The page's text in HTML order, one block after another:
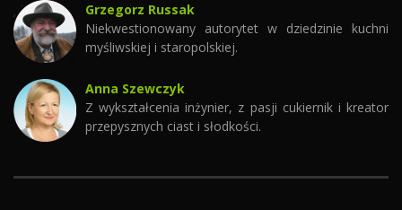
Grzegorz Russak
Niekwestionowany autorytet w dziedzinie kuchni
myśliwskiej i staropolskiej.
Anna Szewczyk
Z wykształcenia inżynier, z pasji cukiernik i kreator
przepysznych ciast i słodkości.